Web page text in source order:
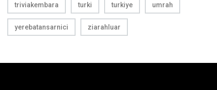
triviakembara turki turkiye umrah
yerebatansarnici ziarahluar